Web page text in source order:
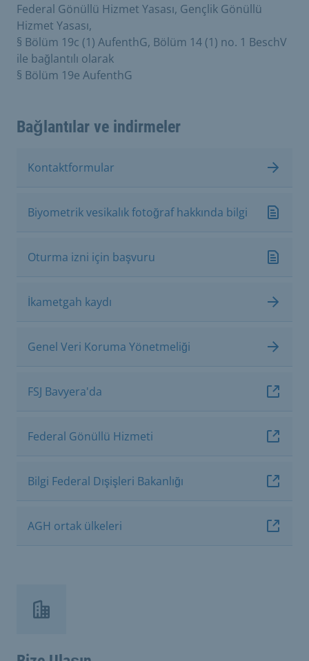
Federal Gönüllü Hizmet Yasası, Gençlik Gönüllü
Hizmet Yasası,
§ Bölüm 19c (1) AufenthG, Bölüm 14 (1) no. 1 BeschV
ile bağlantılı olarak
§ Bölüm 19e AufenthG
Bağlantılar ve indirmeler
Kontaktformular
Biyometrik vesikalık fotoğraf hakkında bilgi
Oturma izni için başvuru
İkametgah kaydı
Genel Veri Koruma Yönetmeliği
FSJ Bavyera'da
Federal Gönüllü Hizmeti
Bilgi Federal Dışişleri Bakanlığı
AGH ortak ülkeleri